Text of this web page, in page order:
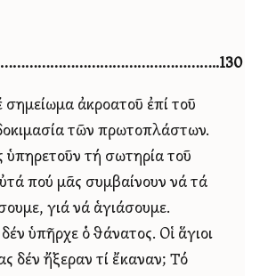
ἀκροατοῦ ἐπί τοῦ
τῶν πρωτοπλάστων.
ὑπηρετοῦν τή σωτηρία τοῦ
πού μᾶς συμβαίνουν νά τά
γιά νά ἁγιάσουμε.
ὑπῆρχε ὁ θάνατος. Οἱ ἅγιοι
δέν ἤξεραν τί ἔκαναν; Τό